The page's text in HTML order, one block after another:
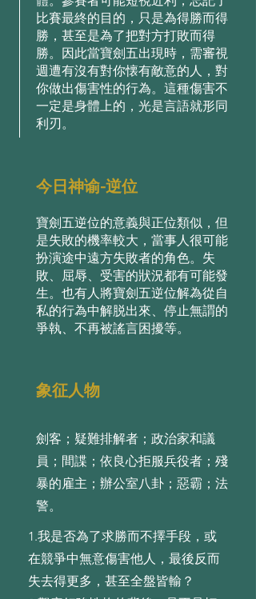
⽐賽最終的⽬的，只是為得勝⽽得
勝，甚⾄是為了把對⽅打敗⽽得
勝。因此當寶劍五出現時，需審視
週遭有沒有對你懐有敵意的⼈，對
你做出傷害性的⾏為。這種傷害不
⼀定是⾝體上的，光是⾔語就形同
利刃。
今日神谕-逆位
寶劍五逆位的意義與正位類似，但
是失敗的機率較⼤，當事⼈很可能
扮演途中遠⽅失敗者的⻆⾊。失
敗、屈辱、受害的狀況都有可能發
⽣。也有⼈將寶劍五逆位解為從⾃
私的⾏為中解脱出來、停⽌無謂的
爭執、不再被謠⾔困擾等。
象征人物
劍客；疑難排解者；政治家和議
員；間諜；依良心拒服兵役者；殘
暴的雇主；辦公室八卦；惡霸；法
警。
1.我是否為了求勝⽽不擇⼿段，或
在競爭中無意傷害他⼈，最後反⽽
失去得更多，甚⾄全盤皆輸？